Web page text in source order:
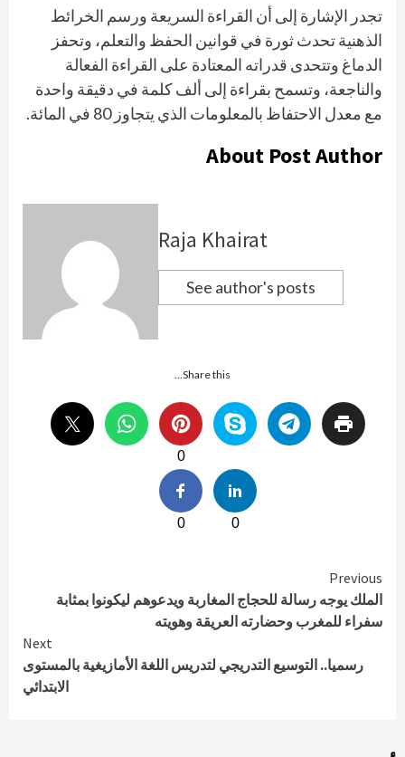
تجدر الإشارة إلى أن القراءة السريعة ورسم الخرائط
الذهنية تحدث ثورة في قوانين الحفظ والتعلم، وتحفز
الدماغ وتتحدى قدراته المعتادة على القراءة الفعالة
والناجعة، وتسمح بقراءة إلى ألف كلمة في دقيقة واحدة
مع معدل الاحتفاظ بالمعلومات الذي يتجاوز 80 في المائة.
About Post Author
Raja Khairat
See author's posts
Share this...
0
0
0
Continue
Reading
Previous
الملك يوجه رسالة للحجاج المغاربة ويدعوهم ليكونوا بمثابة
سفراء للمغرب وحضارته العريقة وهويته
Next
رسميا.. التوسيع التدريجي لتدريس اللغة الأمازيغية بالمستوى
الابتدائي